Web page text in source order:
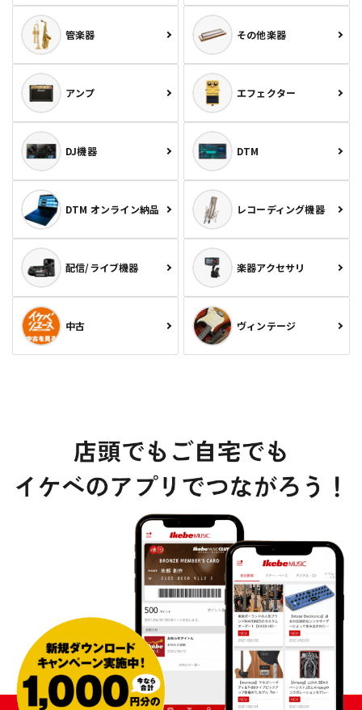
管楽器 その他楽器
アンプ エフェクター
DJ機器 DTM
DTM オンライン納品 レコーディング機器
配信/ライブ機器 楽器アクセサリ
中古 ヴィンテージ